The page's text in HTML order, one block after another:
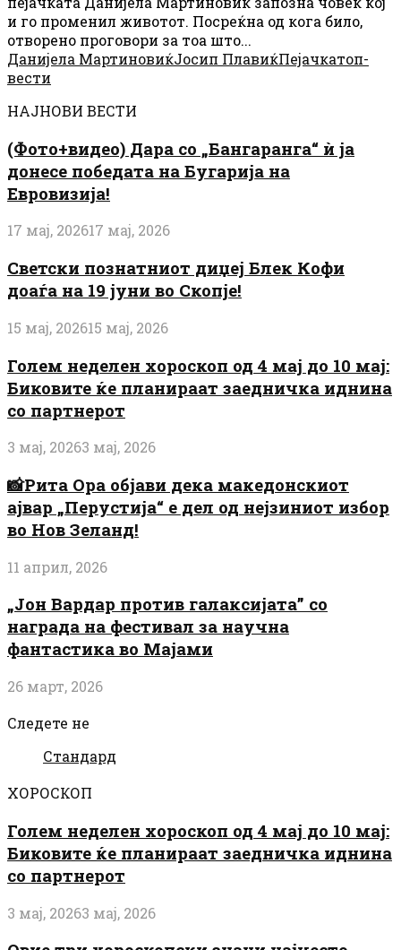
и го променил животот. Посреќна од кога било,
отворено проговори за тоа што...
Данијела МартиновиќЈосип ПлавиќПејачкатоп-
вести
НАЈНОВИ ВЕСТИ
(Фото+видео) Дара со „Бангаранга“ ѝ ја
донесе победата на Бугарија на
Евровизија!
17 мај, 202617 мај, 2026
Светски познатниот диџеј Блек Кофи
доаѓа на 19 јуни во Скопје!
15 мај, 202615 мај, 2026
Голем неделен хороскоп од 4 мај до 10 мај:
Биковите ќе планираат заедничка иднина
со партнерот
3 мај, 20263 мај, 2026
📸Рита Ора објави дека македонскиот
ајвар „Перустија“ е дел од нејзиниот избор
во Нов Зеланд!
11 април, 2026
„Јон Вардар против галаксијата” со
награда на фестивал за научна
фантастика во Мајами
26 март, 2026
Следете не
Стандард
ХОРОСКОП
Голем неделен хороскоп од 4 мај до 10 мај:
Биковите ќе планираат заедничка иднина
со партнерот
3 мај, 20263 мај, 2026